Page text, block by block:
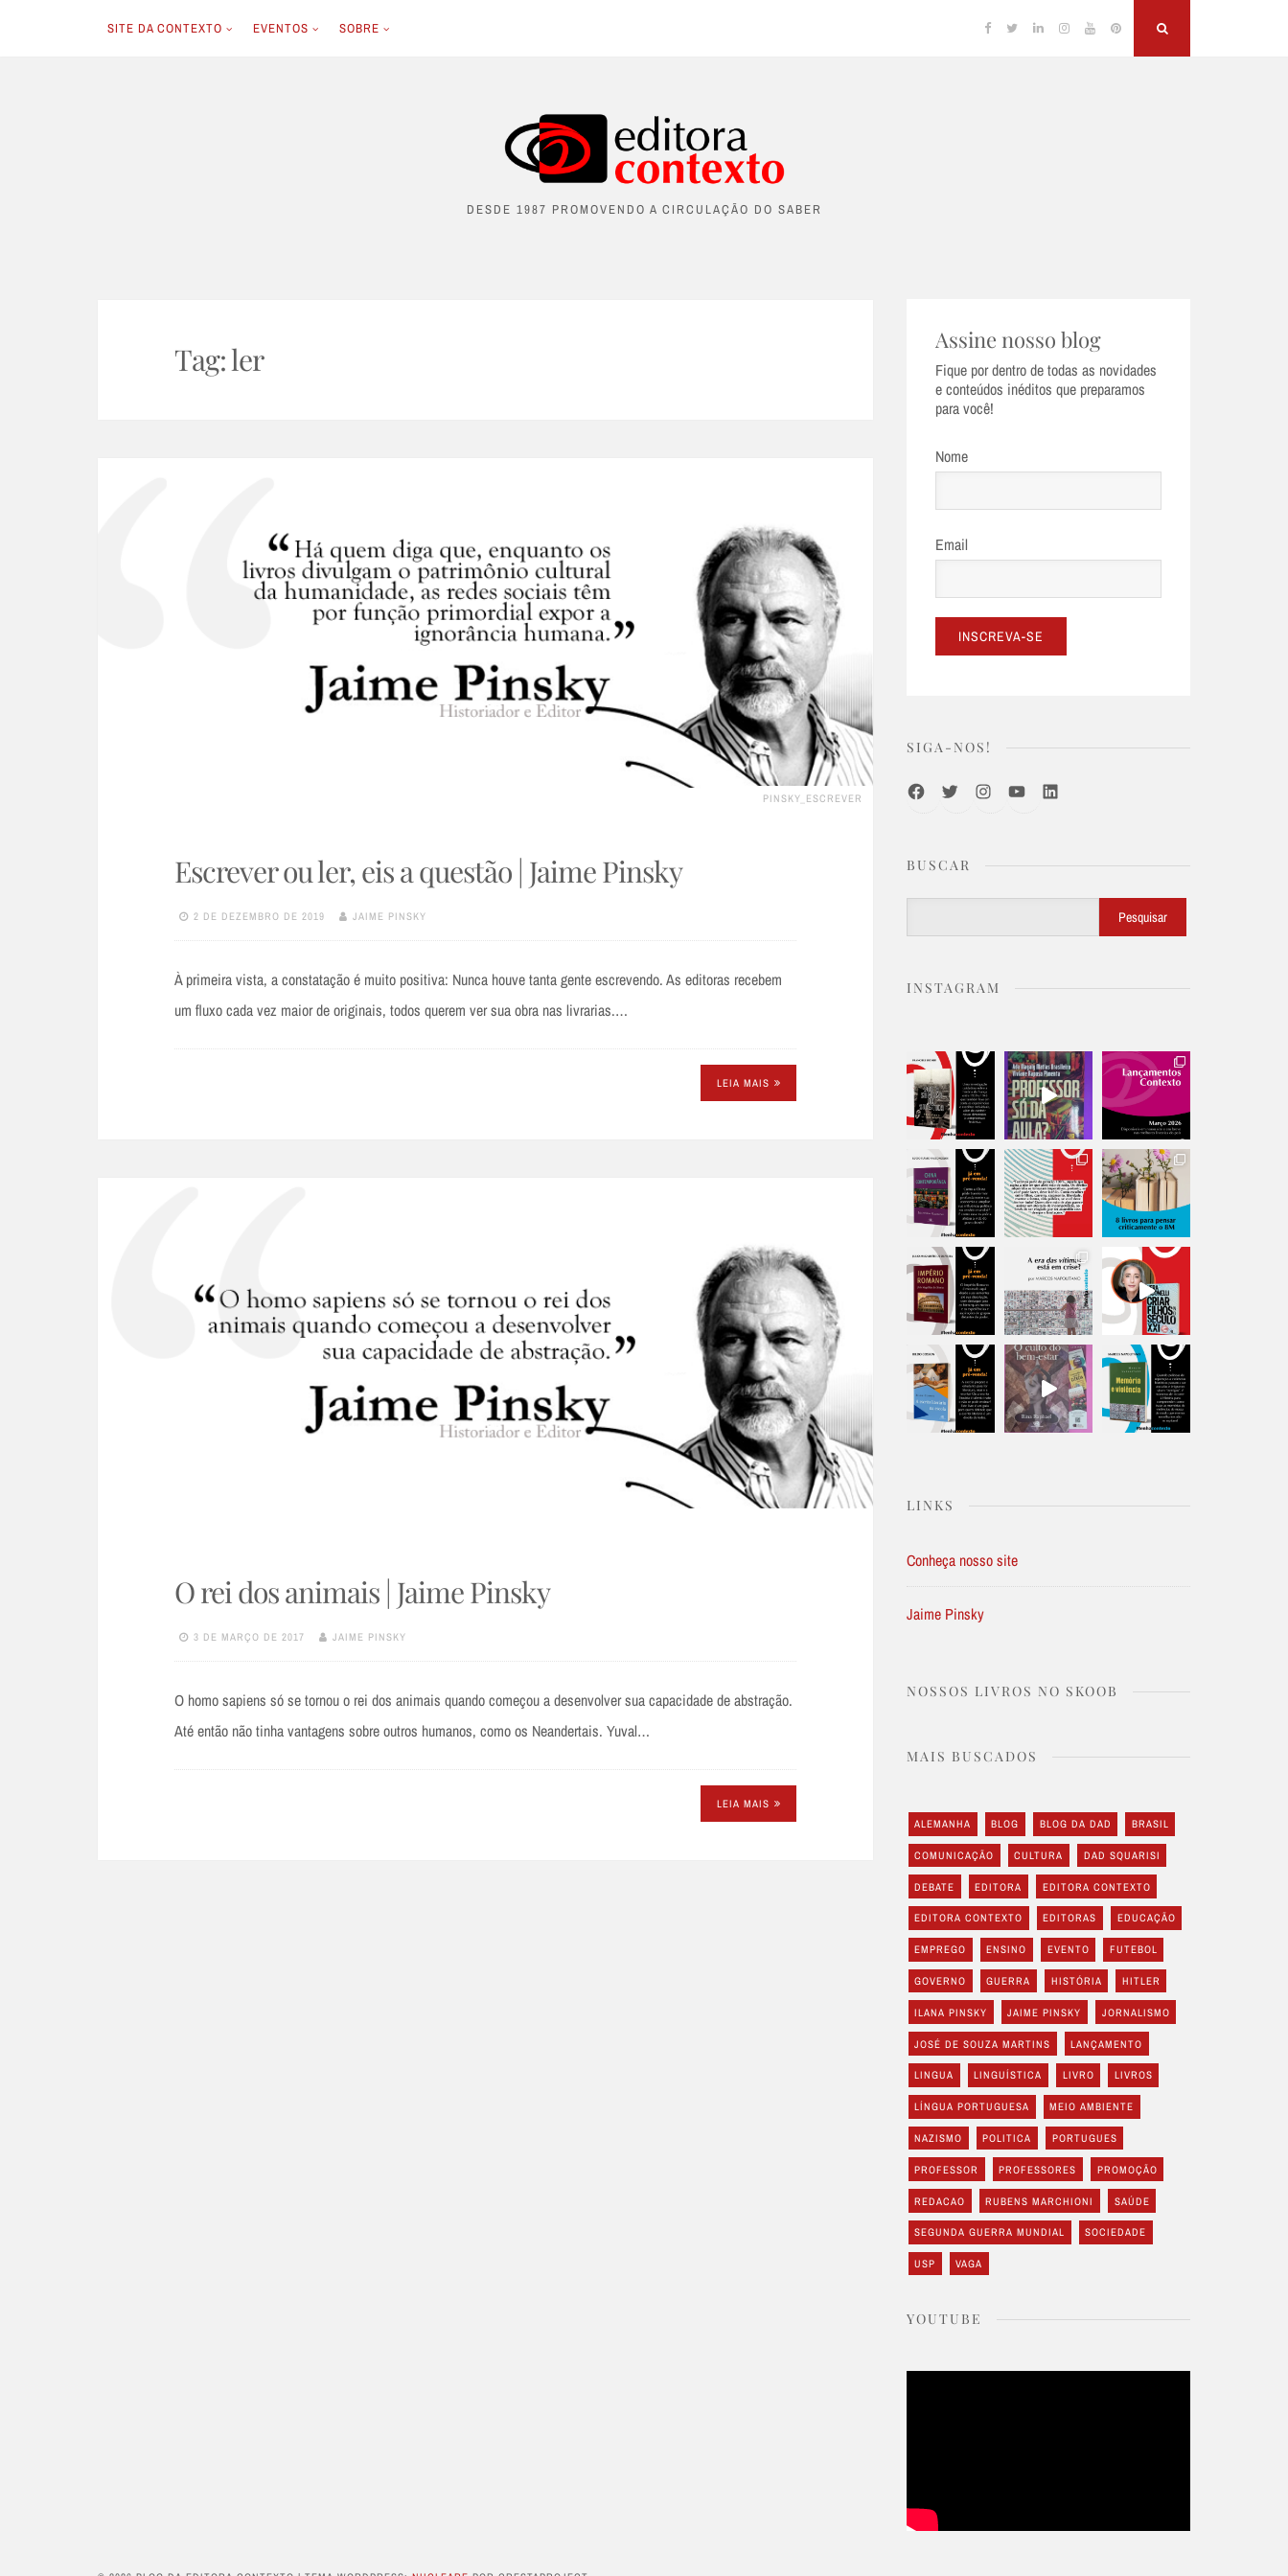
SITE DA CONTEXTO EVENTOS SOBRE Facebook
TwitterLinkedinInstagram
YouTubePinterest
DESDE 1987 PROMOVENDO A CIRCULAÇÃO DO SABER
Tag:ler
PINSKY_ESCREVER
Escrever ou ler, eis a questão | Jaime Pinsky
2 DE DEZEMBRO DE 2019 JAIME PINSKY
À primeira vista, a constatação é muito positiva: Nunca houve tanta gente escrevendo. As editoras recebem
um fluxo cada vez maior de originais, todos querem ver sua obra nas livrarias.…
LEIA MAIS
O rei dos animais | Jaime Pinsky
3 DE MARÇO DE 2017 JAIME PINSKY
O homo sapiens só se tornou o rei dos animais quando começou a desenvolver sua capacidade de abstração.
Até então não tinha vantagens sobre outros humanos, como os Neandertais. Yuval…
LEIA MAIS
Assine nosso blog
Fique por dentro de todas as novidades
e conteúdos inéditos que preparamos
para você!
Nome
Email
SIGA-NOS!
FacebookTwitterInstagramYoutubeLinkedIn
BUSCAR
Pesquisar
INSTAGRAM
LINKS
Conheça nosso site
Jaime Pinsky
NOSSOS LIVROS NO SKOOB
MAIS BUSCADOS
ALEMANHA BLOG BLOG DA DAD BRASIL
COMUNICAÇÃO CULTURA DAD SQUARISI
DEBATE EDITORA EDITORA CONTEXTO
EDITORA CONTEXTO EDITORAS EDUCAÇÃO
EMPREGO ENSINO EVENTO FUTEBOL
GOVERNO GUERRA HISTÓRIA HITLER
ILANA PINSKY JAIME PINSKY JORNALISMO
JOSÉ DE SOUZA MARTINS LANÇAMENTO
LINGUA LINGUÍSTICA LIVRO LIVROS
LÍNGUA PORTUGUESA MEIO AMBIENTE
NAZISMO POLITICA PORTUGUES
PROFESSOR PROFESSORES PROMOÇÃO
REDACAO RUBENS MARCHIONI SAÚDE
SEGUNDA GUERRA MUNDIAL SOCIEDADE
USP VAGA
YOUTUBE